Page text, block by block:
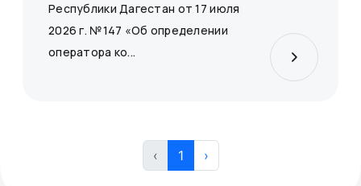
Республики Дагестан от 17 июля
2026 г. №147 «Об определении
оператора ко...
‹ 1 ›